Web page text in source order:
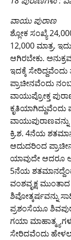
itt
er
c
e
b
o
o
k
ವಾಯು ಪುರಾಣ
ಶ್ಲೋಕ ಸಂಖ್ಯೆ
12,000 ಮಾತ್ರ.
ಆಗಿರಬೇಕು.
ಇದಕ್ಕೆ
ಪ್ರಾಚೀನವೆಂದು
ವಾಯುಪ್ರೋಕ್ತ
ವಾಯುಪುರಾಣವನ್ನು
ಕ್ರಿ.ಶ. 4ನೆಯ
ಆದುದರಿಂದ
ಯಾವುದೇ ಆದರೂ
5ನೆಯ
ವಂಶವೃಕ್ಷ
ಶಿವೋತ್ಕರ್ಷವನ್ನು
ಪ್ರಶಂಸೆಯೂ ಶಿವಪುರ
ಗಯಾ
ಸೇರಿದವೆಂದು